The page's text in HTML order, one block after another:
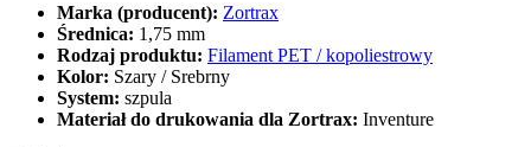
Marka (producent): Zortrax
Średnica: 1,75 mm
Rodzaj produktu: Filament PET / kopoliestrowy
Kolor: Szary / Srebrny
System: szpula
Materiał do drukowania dla Zortrax: Inventure